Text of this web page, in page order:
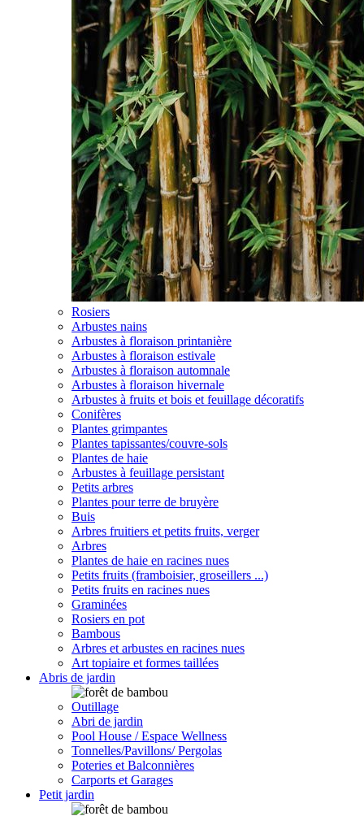
Rosiers
Arbustes nains
Arbustes à floraison printanière
Arbustes à floraison estivale
Arbustes à floraison automnale
Arbustes à floraison hivernale
Arbustes à fruits et bois et feuillage décoratifs
Conifères
Plantes grimpantes
Plantes tapissantes/couvre-sols
Plantes de haie
Arbustes à feuillage persistant
Petits arbres
Plantes pour terre de bruyère
Buis
Arbres fruitiers et petits fruits, verger
Arbres
Plantes de haie en racines nues
Petits fruits (framboisier, groseillers ...)
Petits fruits en racines nues
Graminées
Rosiers en pot
Bambous
Arbres et arbustes en racines nues
Art topiaire et formes taillées
Abris de jardin
Outillage
Abri de jardin
Pool House / Espace Wellness
Tonnelles/Pavillons/ Pergolas
Poteries et Balconnières
Carports et Garages
Petit jardin